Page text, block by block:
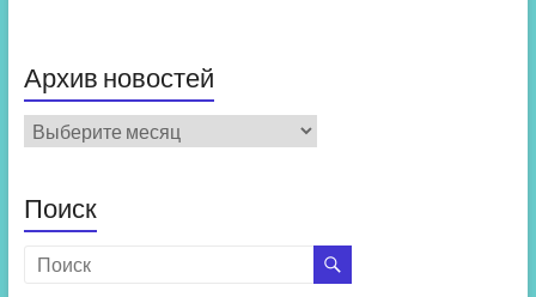
Архив новостей
Архив
новостей
Поиск